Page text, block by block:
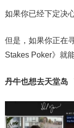
如果你已经下定决
但是，如果你正在
Stakes Poker》就
丹牛也想去天堂岛